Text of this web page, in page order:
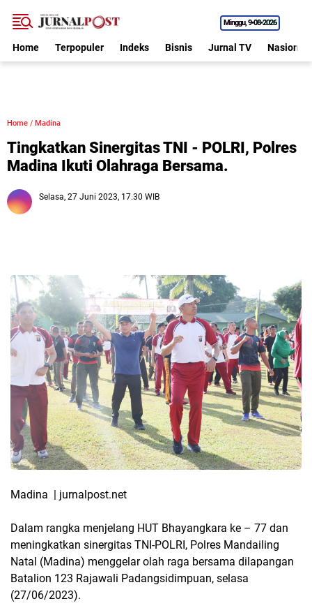
Minggu 9•08•2026
Home Terpopuler Indeks Bisnis Jurnal TV Nasional
Home / Madina
Tingkatkan Sinergitas TNI - POLRI, Polres
Madina Ikuti Olahraga Bersama.
Selasa, 27 Juni 2023, 17.30 WIB
Madina | jurnalpost.net
Dalam rangka menjelang HUT Bhayangkara ke – 77 dan
meningkatkan sinergitas TNI-POLRI, Polres Mandailing
Natal (Madina) menggelar olah raga bersama dilapangan
Batalion 123 Rajawali Padangsidimpuan, selasa
(27/06/2023).